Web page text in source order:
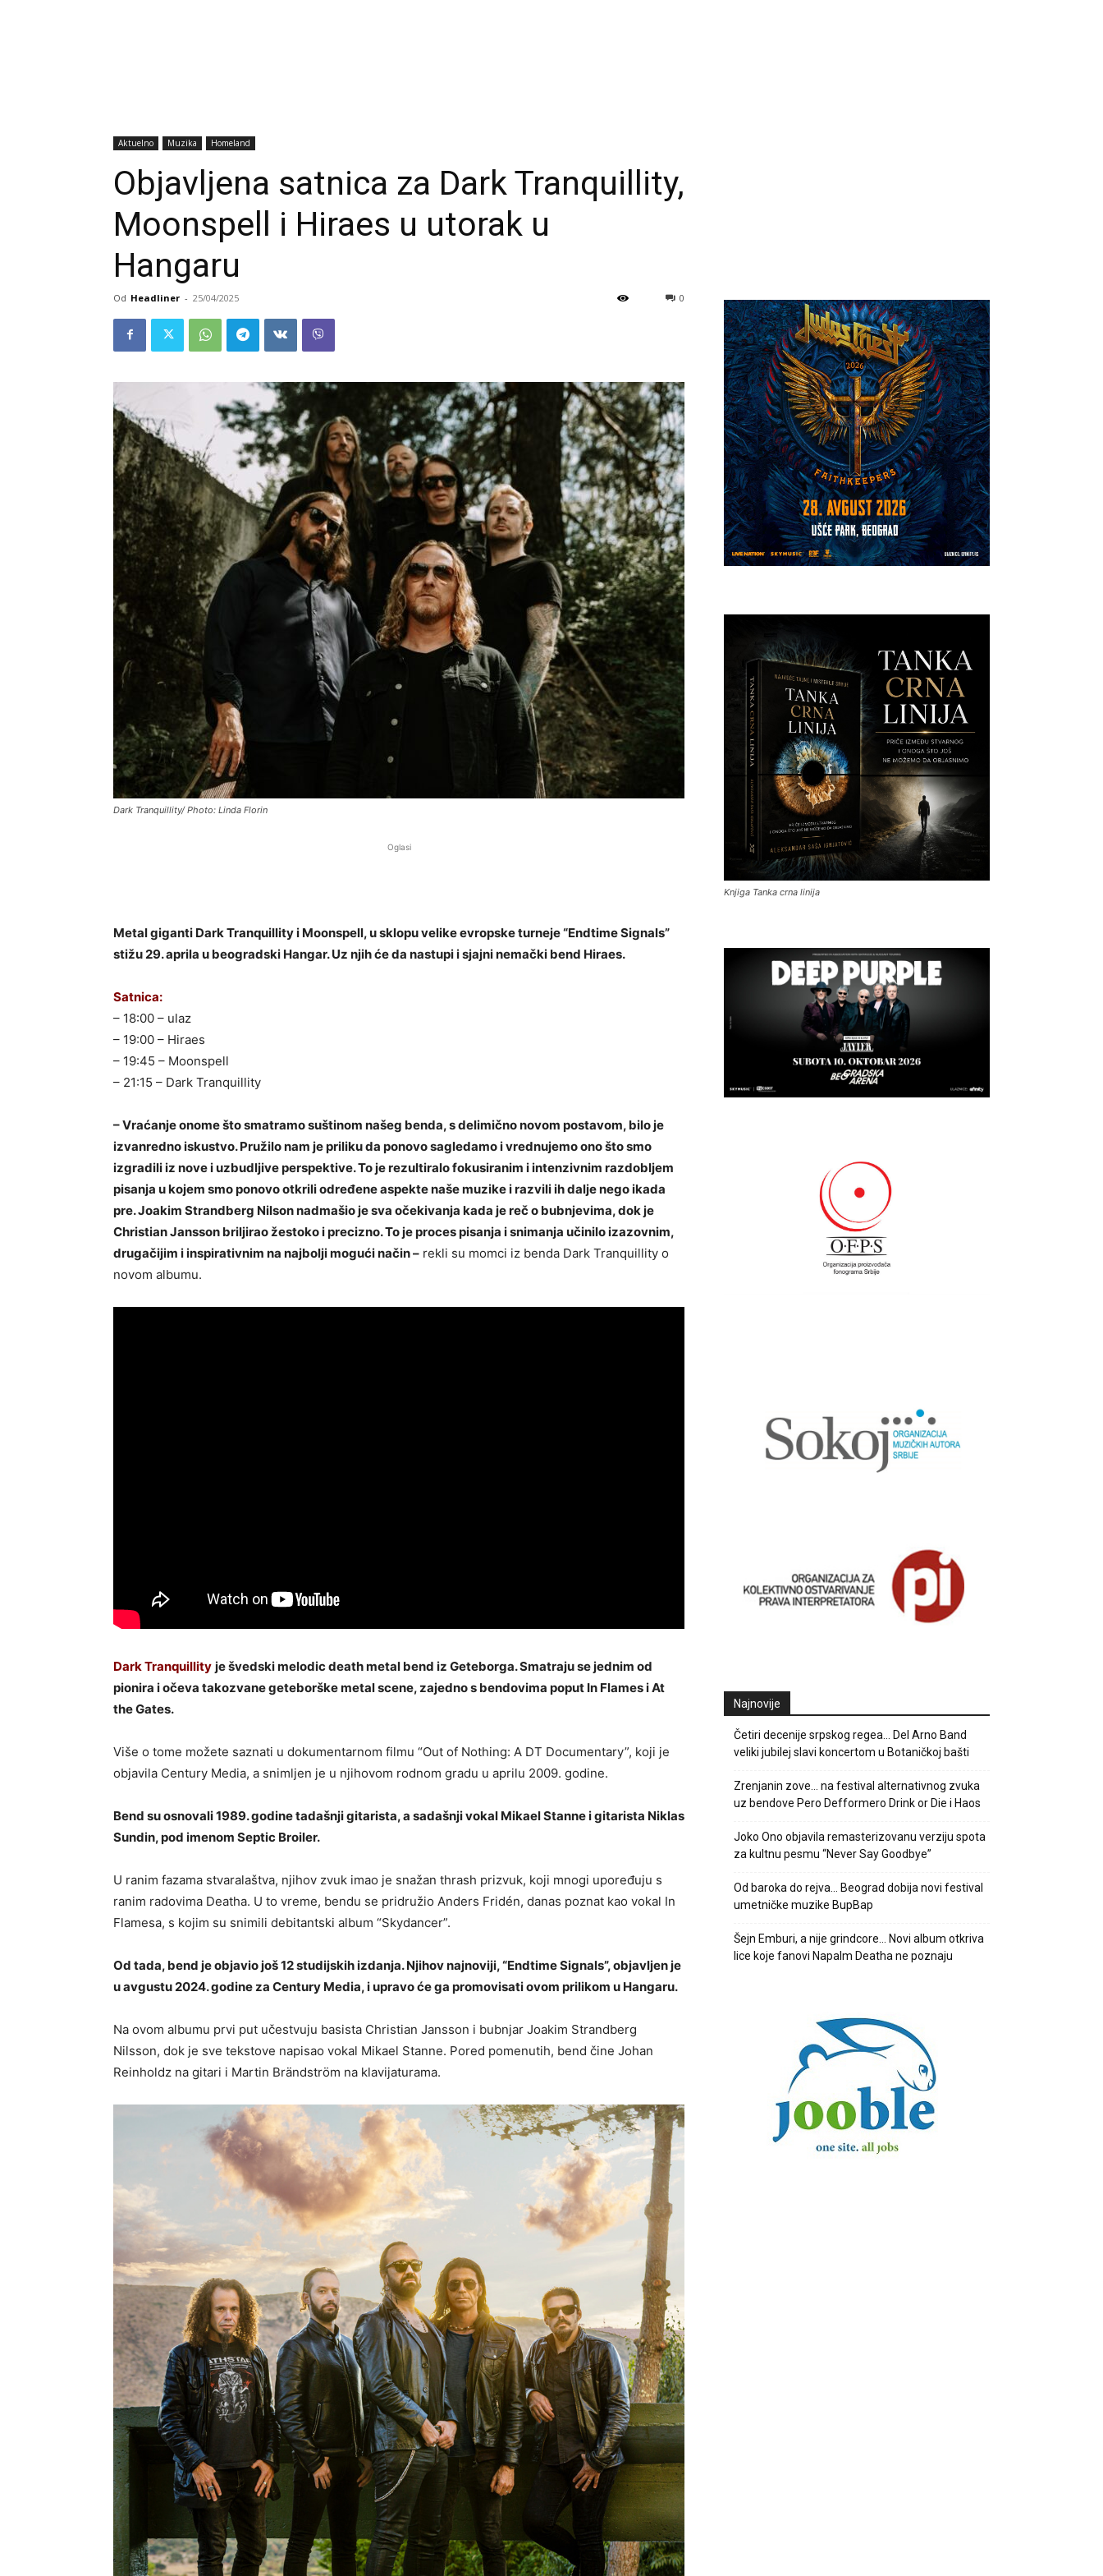
Aktuelno Muzika Homeland
Objavljena satnica za Dark Tranquillity,
Moonspell i Hiraes u utorak u
Hangaru
Od Headliner - 25/04/2025 0
Dark Tranquillity/ Photo: Linda Florin
Oglasi
Metal giganti Dark Tranquillity i Moonspell, u sklopu velike evropske turneje “Endtime Signals”
stižu 29. aprila u beogradski Hangar. Uz njih će da nastupi i sjajni nemački bend Hiraes.
Satnica:
– 18:00 – ulaz
– 19:00 – Hiraes
– 19:45 – Moonspell
– 21:15 – Dark Tranquillity
– Vraćanje onome što smatramo suštinom našeg benda, s delimično novom postavom, bilo je
izvanredno iskustvo. Pružilo nam je priliku da ponovo sagledamo i vrednujemo ono što smo
izgradili iz nove i uzbudljive perspektive. To je rezultiralo fokusiranim i intenzivnim razdobljem
pisanja u kojem smo ponovo otkrili određene aspekte naše muzike i razvili ih dalje nego ikada
pre. Joakim Strandberg Nilson nadmašio je sva očekivanja kada je reč o bubnjevima, dok je
Christian Jansson briljirao žestoko i precizno. To je proces pisanja i snimanja učinilo izazovnim,
drugačijim i inspirativnim na najbolji mogući način – rekli su momci iz benda Dark Tranquillity o
novom albumu.
Dark Tranquillity je švedski melodic death metal bend iz Geteborga. Smatraju se jednim od
pionira i očeva takozvane geteborške metal scene, zajedno s bendovima poput In Flames i At
the Gates.
Više o tome možete saznati u dokumentarnom filmu “Out of Nothing: A DT Documentary”, koji je
objavila Century Media, a snimljen je u njihovom rodnom gradu u aprilu 2009. godine.
Bend su osnovali 1989. godine tadašnji gitarista, a sadašnji vokal Mikael Stanne i gitarista Niklas
Sundin, pod imenom Septic Broiler.
U ranim fazama stvaralaštva, njihov zvuk imao je snažan thrash prizvuk, koji mnogi upoređuju s
ranim radovima Deatha. U to vreme, bendu se pridružio Anders Fridén, danas poznat kao vokal In
Flamesa, s kojim su snimili debitantski album “Skydancer”.
Od tada, bend je objavio još 12 studijskih izdanja. Njihov najnoviji, “Endtime Signals”, objavljen je
u avgustu 2024. godine za Century Media, i upravo će ga promovisati ovom prilikom u Hangaru.
Na ovom albumu prvi put učestvuju basista Christian Jansson i bubnjar Joakim Strandberg
Nilsson, dok je sve tekstove napisao vokal Mikael Stanne. Pored pomenutih, bend čine Johan
Reinholdz na gitari i Martin Brändström na klavijaturama.
Knjiga Tanka crna linija
Najnovije
Četiri decenije srpskog regea… Del Arno Band
veliki jubilej slavi koncertom u Botaničkoj bašti
Zrenjanin zove… na festival alternativnog zvuka
uz bendove Pero Defformero Drink or Die i Haos
Joko Ono objavila remasterizovanu verziju spota
za kultnu pesmu “Never Say Goodbye”
Od baroka do rejva… Beograd dobija novi festival
umetničke muzike BupBap
Šejn Emburi, a nije grindcore… Novi album otkriva
lice koje fanovi Napalm Deatha ne poznaju